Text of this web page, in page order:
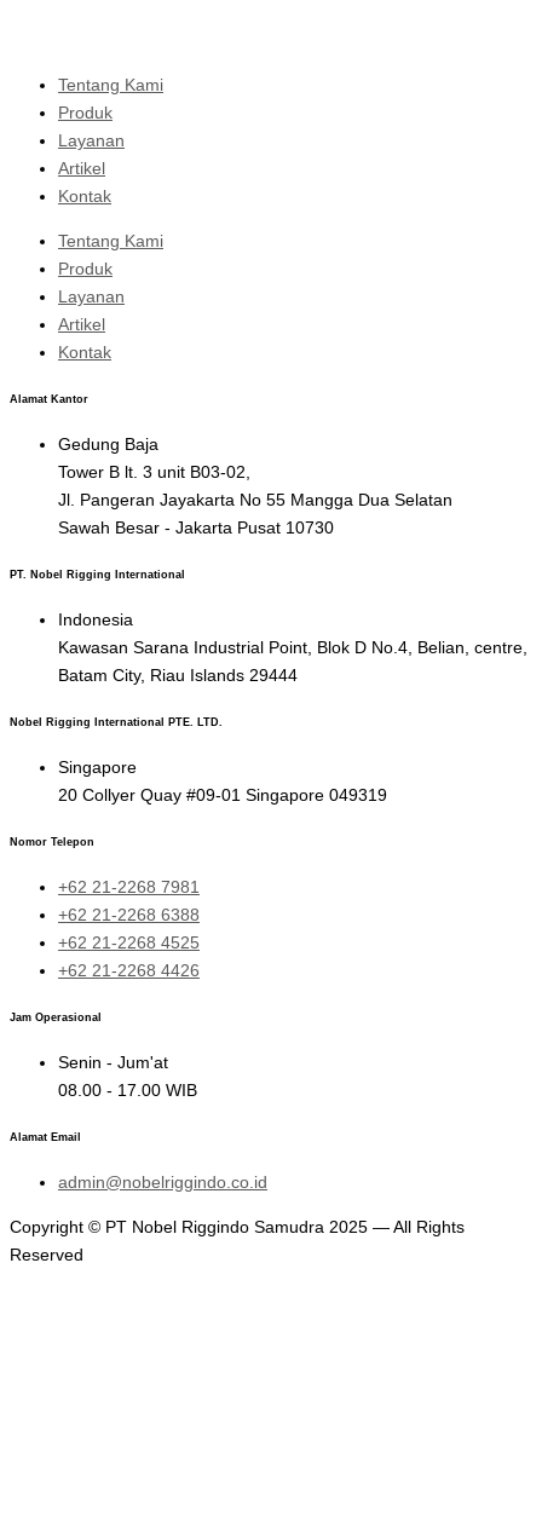
Tentang Kami
Produk
Layanan
Artikel
Kontak
Tentang Kami
Produk
Layanan
Artikel
Kontak
Alamat Kantor
Gedung Baja
Tower B lt. 3 unit B03-02,
Jl. Pangeran Jayakarta No 55 Mangga Dua Selatan
Sawah Besar - Jakarta Pusat 10730
PT. Nobel Rigging International
Indonesia
Kawasan Sarana Industrial Point, Blok D No.4, Belian, centre,
Batam City, Riau Islands 29444
Nobel Rigging International PTE. LTD.
Singapore
20 Collyer Quay #09-01 Singapore 049319
Nomor Telepon
+62 21-2268 7981
+62 21-2268 6388
+62 21-2268 4525
+62 21-2268 4426
Jam Operasional
Senin - Jum'at
08.00 - 17.00 WIB
Alamat Email
admin@nobelriggindo.co.id
Copyright © PT Nobel Riggindo Samudra 2025 — All Rights
Reserved